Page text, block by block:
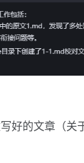
好的文章（关